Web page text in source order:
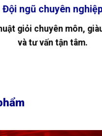
ứng tối đa nhu cầu